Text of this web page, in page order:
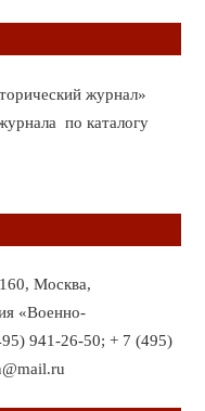
журнал»
по каталогу
Москва,
«Военно-
941-26-50; + 7 (495)